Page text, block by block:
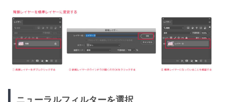
ニューラルフィルターを選択